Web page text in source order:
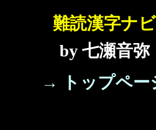
難読漢字ナビ
by 七瀬音弥
→ トップペー